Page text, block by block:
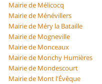
Mairie de Mélicocq
Mairie de Ménévillers
Mairie de Méry la Bataille
Mairie de Mogneville
Mairie de Monceaux
Mairie de Monchy Humières
Mairie de Mondescourt
Mairie de Mont l'Évêque